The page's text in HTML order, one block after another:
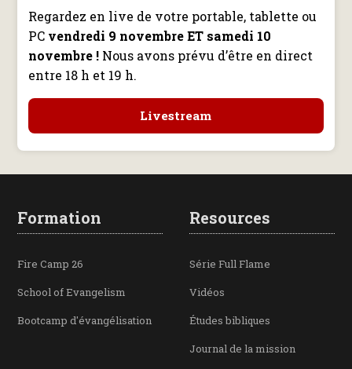
Regardez en live de votre portable, tablette ou
PC vendredi 9 novembre ET samedi 10
novembre !Nous avons prévu d’être en direct
entre 18 h et 19 h.
Livestream
Formation
Fire Camp 26
School of Evangelism
Bootcamp d'évangélisation
Resources
Série Full Flame
Vidéos
Études bibliques
Journal de la mission